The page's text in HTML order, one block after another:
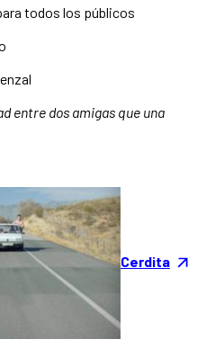
todos los públicos
entre dos amigas que una
Cerdita